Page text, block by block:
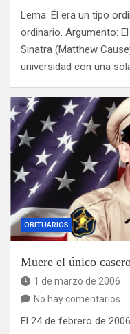
Lema: Él era un tipo
ordinario. Argumento:
Sinatra (Matthew
universidad con una
OBITUARIOS
Muere el único
1 de marzo de 2006
No hay comentarios
El 24 de febrero de